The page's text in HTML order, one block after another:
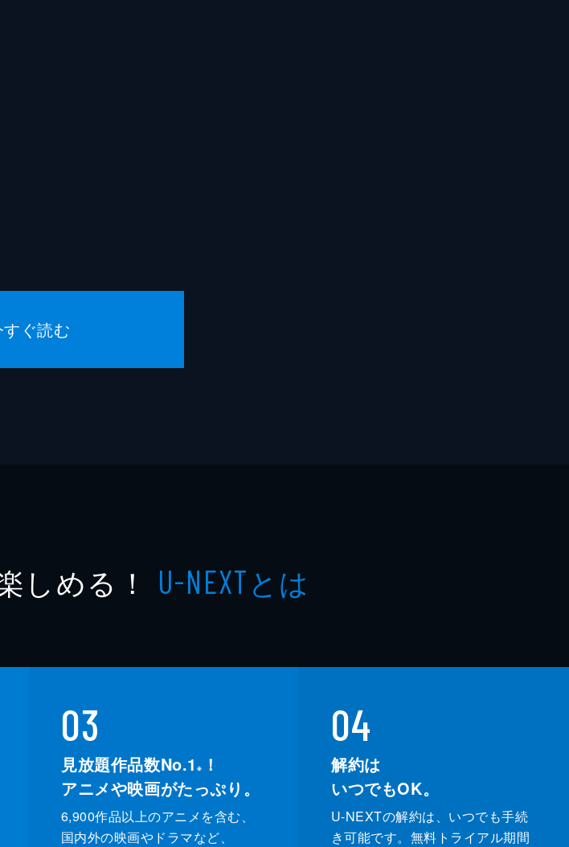
ぐ読む
しめる！ U-NEXTとは
03
見放題作品数No.1 ※
！
アニメや映画がたっぷり。
6,900作品以上のアニメを含む、
国内外の映画やドラマなど、
04
解約は
いつでもOK。
U-NEXTの解約は、いつでも手続
き可能です。無料トライアル期間